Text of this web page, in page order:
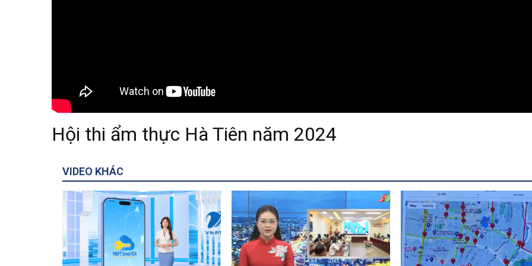
Hội thi ẩm thực Hà Tiên năm 2024
VIDEO KHÁC